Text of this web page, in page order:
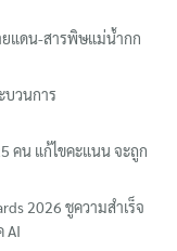
ยแดน-สารพิษแม่น้ำกก
บวนการ
คน แก้ไขคะแนน จะถูก
2026 ชูความสำเร็จ
AI